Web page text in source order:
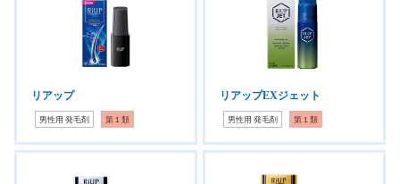
リアップ
男性用 発毛剤 第１類
リアップEXジェット
男性用 発毛剤 第１類